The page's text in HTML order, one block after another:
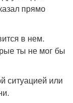
прямо
в нем.
ты не мог бы
ситуацией или